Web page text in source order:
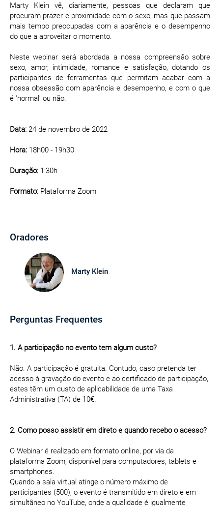
Marty Klein vê, diariamente, pessoas que declaram que
procuram prazer e proximidade com o sexo, mas que passam
mais tempo preocupadas com a aparência e o desempenho
do que a aproveitar o momento.
Neste webinar será abordada a nossa compreensão sobre
sexo, amor, intimidade, romance e satisfação, dotando os
participantes de ferramentas que permitam acabar com a
nossa obsessão com aparência e desempenho, e com o que
é 'normal' ou não.
Data: 24 de novembro de 2022
Hora: 18h00 - 19h30
Duração: 1:30h
Formato: Plataforma Zoom
Oradores
Marty Klein
Perguntas Frequentes
1. A participação no evento tem algum custo?
Não. A participação é gratuita. Contudo, caso pretenda ter
acesso à gravação do evento e ao certificado de participação,
estes têm um custo de aplicabilidade de uma Taxa
Administrativa (TA) de 10€.
2. Como posso assistir em direto e quando recebo o acesso?
O Webinar é realizado em formato online, por via da
plataforma Zoom, disponível para computadores, tablets e
smartphones.
Quando a sala virtual atinge o número máximo de
participantes (500), o evento é transmitido em direto e em
simultâneo no YouTube, onde a qualidade é igualmente